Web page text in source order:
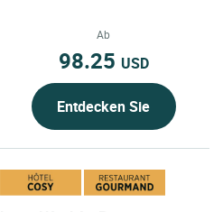
Ab
98.25 USD
Entdecken Sie